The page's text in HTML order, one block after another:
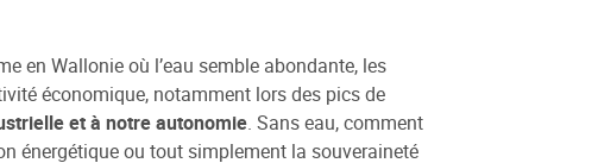
en Wallonie où l’eau semble abondante, les
économique, notamment lors des pics de
et à notre autonomie. Sans eau, comment
énergétique ou tout simplement la souveraineté